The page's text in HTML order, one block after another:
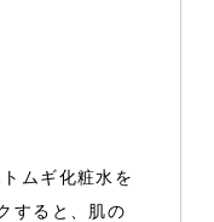
ムギ化粧水を
すると、肌の